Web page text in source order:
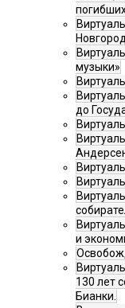
музыки»
до
и
130 лет
Бианки.